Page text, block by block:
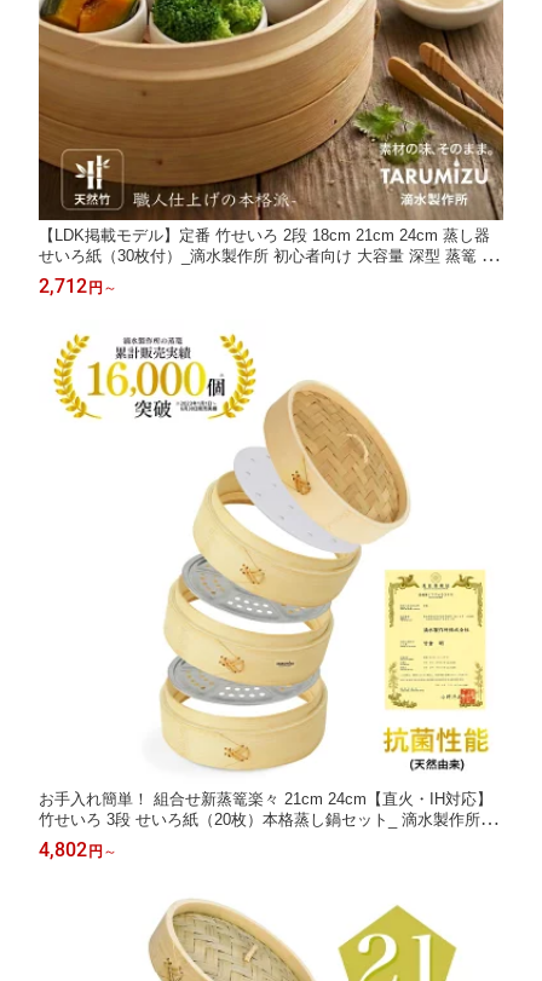
【LDK掲載モデル】定番 竹せいろ 2段 18cm 21cm 24cm 蒸し器
せいろ紙（30枚付）_滴水製作所 初心者向け 大容量 深型 蒸篭 蒸
籠 セイロ 蒸し料理【品質保証★レビュー特典 30%OFFクーポ
ン】
2,712 円 ～
お手入れ簡単！ 組合せ新蒸篭楽々 21cm 24cm【直火・IH対応】
竹せいろ 3段 せいろ紙（20枚）本格蒸し鍋セット_ 滴水製作所 自
社独自開発 せいろ 組立輪 蒸し板 蒸篭 蒸籠 セイロ ギフト 贈り物
蒸し器 レビュー特典 30%OFFクーポン
4,802 円 ～